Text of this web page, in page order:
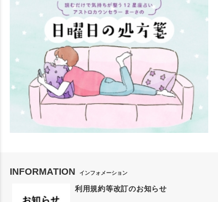
INFORMATION インフォメーション
利用規約等改訂のお知らせ